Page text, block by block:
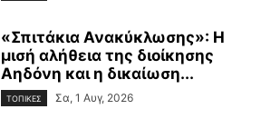
«Σπιτάκια Ανακύκλωσης»: Η
μισή αλήθεια της διοίκησης
Αηδόνη και η δικαίωση...
ΤΟΠΙΚΕΣ Σα, 1 Αυγ, 2026